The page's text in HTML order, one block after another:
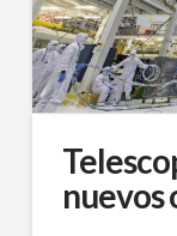
nuevos